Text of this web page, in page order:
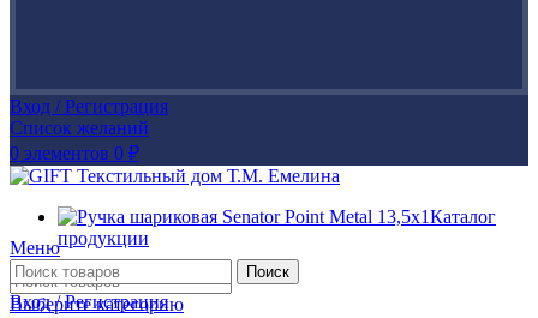
Вход / Регистрация
Список желаний
0 элементов 0 ₽
Каталог
продукции
Выберите категорию
Меню
Поиск
Вход / Регистрация